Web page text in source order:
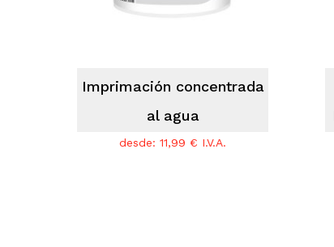
Imprimación concentrada
al agua
desde: 11,99 € I.V.A.